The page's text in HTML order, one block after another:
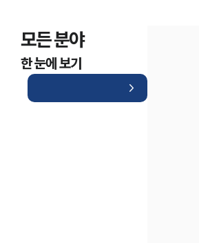
모든 분야
한 눈에 보기